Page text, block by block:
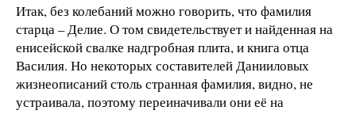
Итак, без колебаний можно говорить, что фамилия
старца – Делие. О том свидетельствует и найденная на
енисейской свалке надгробная плита, и книга отца
Василия. Но некоторых составителей Данииловых
жизнеописаний столь странная фамилия, видно, не
устраивала, поэтому переиначивали они её на